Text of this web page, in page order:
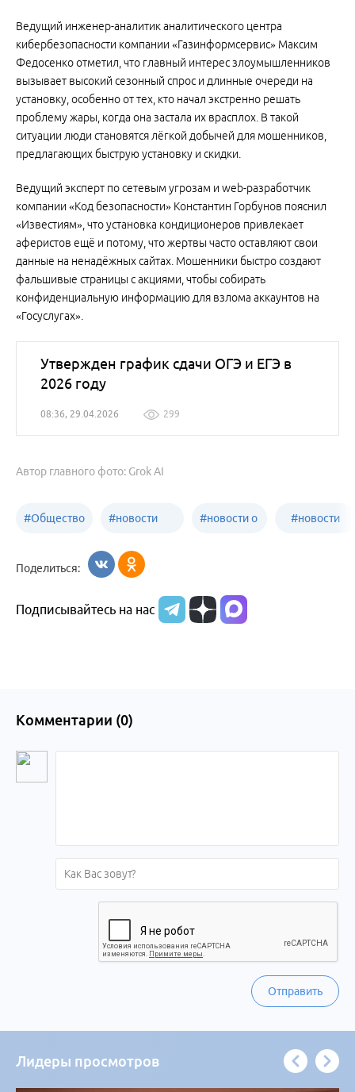
Ведущий инженер-аналитик аналитического центра
кибербезопасности компании «Газинформсервис» Максим
Федосенко отметил, что главный интерес злоумышленников
вызывает высокий сезонный спрос и длинные очереди на
установку, особенно от тех, кто начал экстренно решать
проблему жары, когда она застала их врасплох. В такой
ситуации люди становятся лёгкой добычей для мошенников,
предлагающих быструю установку и скидки.
Ведущий эксперт по сетевым угрозам и web-разработчик
компании «Код безопасности» Константин Горбунов пояснил
«Известиям», что установка кондиционеров привлекает
аферистов ещё и потому, что жертвы часто оставляют свои
данные на ненадёжных сайтах. Мошенники быстро создают
фальшивые страницы с акциями, чтобы собирать
конфиденциальную информацию для взлома аккаунтов на
«Госуслугах».
Утвержден график сдачи ОГЭ и ЕГЭ в
2026 году
08:36, 29.04.2026 299
Автор главного фото: Grok AI
#Общество #новости
образования
#новости о
Алтайского
#новости
Поделиться:
Подписывайтесь на нас
Комментарии (0)
Отправить
Лидеры просмотров